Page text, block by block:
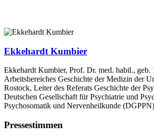
Ekkehardt Kumbier
Ekkehardt Kumbier, Prof. Dr. med. habil., geb.
Arbeitsbereiches Geschichte der Medizin der
Rostock, Leiter des Referats Geschichte der
Deutschen Gesellschaft für Psychiatrie und
Psychosomatik und Nervenheilkunde
Pressestimmen